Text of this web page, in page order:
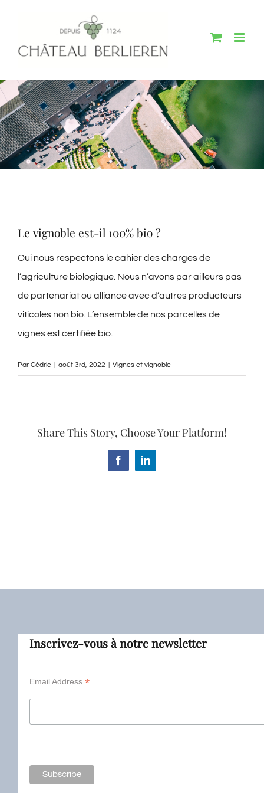
contenu
Le vignoble est-il 100% bio ?
Oui nous respectons le cahier des charges de
l’agriculture biologique. Nous n’avons par ailleurs pas
de partenariat ou alliance avec d’autres producteurs
viticoles non bio. L’ensemble de nos parcelles de
vignes est certifiée bio.
Par Cédric août 3rd, 2022 Vignes et vignoble
Share This Story, Choose Your Platform!
FacebookLinkedIn
Inscrivez-vous à notre newsletter
Email Address *